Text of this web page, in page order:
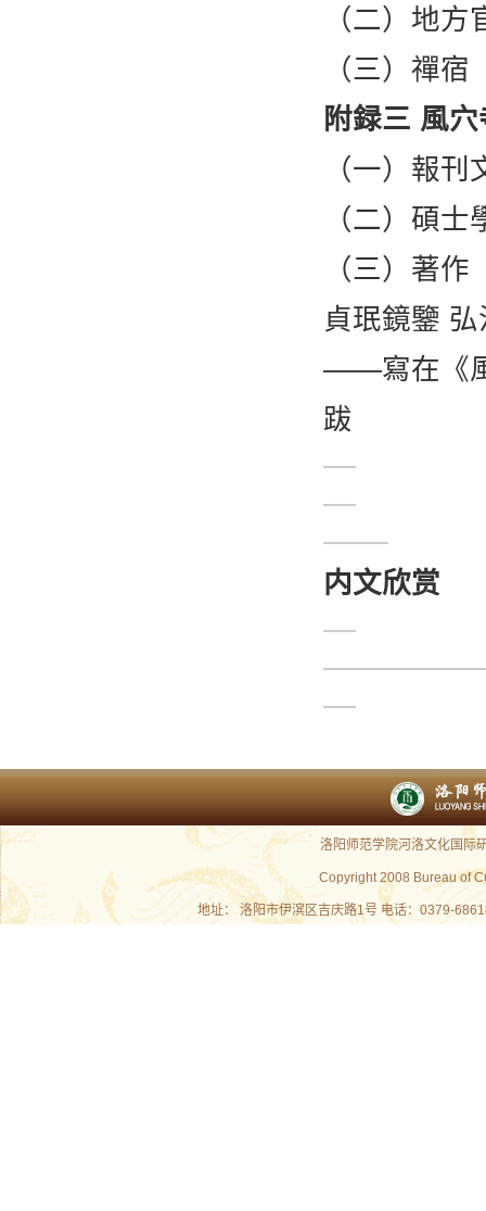
（二）地方
（三）禪宿
附録三 風
（一）報刊
（二）碩士
（三）著作
貞珉鏡鑒
——寫在《
跋
内文欣赏
洛阳师范学院河洛文化国
Copyright 2008 Bureau of
地址： 洛阳市伊滨区吉庆路1号 电话：0379-